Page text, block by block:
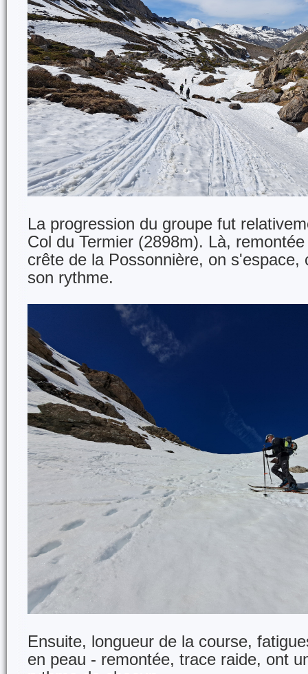
La progression du groupe fut
Col du Termier (2898m). Là,
crête de la Possonnière, on s'espace,
son rythme.
Ensuite, longueur de la course,
en peau - remontée, trace raide, ont